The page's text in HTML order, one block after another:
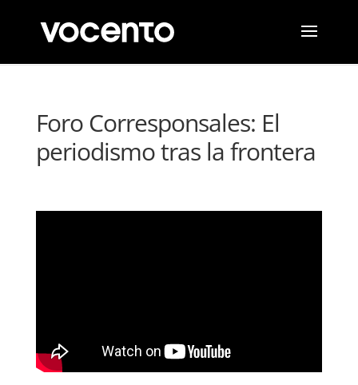
Foro Corresponsales: El
periodismo tras la frontera